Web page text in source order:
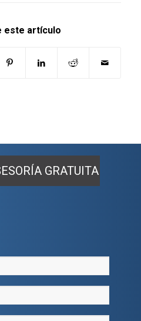
este artículo
GRATUITA